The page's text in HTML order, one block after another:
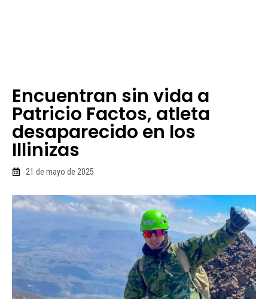
Encuentran sin vida a
Patricio Factos, atleta
desaparecido en los
Illinizas
21 de mayo de 2025